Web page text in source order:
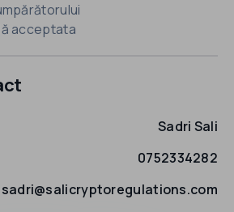
acceptata
Sadri Sali
0752334282
sadri@salicryptoregulations.com